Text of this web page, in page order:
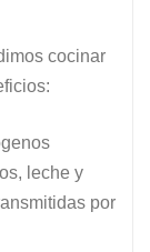
cocinar
leche y
por